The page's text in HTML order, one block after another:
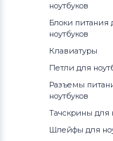
ноутбуков
Блоки питания
ноутбуков
Клавиатуры
Петли для
Разъемы
ноутбуков
Тачскрины для
Шлейфы для